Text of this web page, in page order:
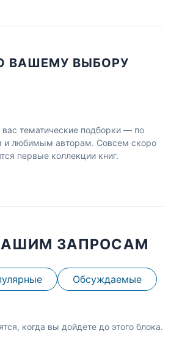
ВАШЕМУ ВЫБОРУ
тематические подборки — по
и любимым авторам. Совсем скоро
первые коллекции книг.
ЗАПРОСАМ
Обсуждаемые
когда вы дойдете до этого блока.